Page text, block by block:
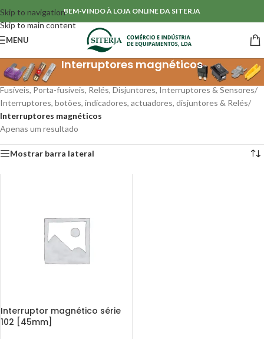
Skip to navigation
Skip to main content
BEM-VINDO À LOJA ONLINE DA SITERJA
MENU
Interruptores magnéticos
Início/
Fusíveis, Porta-fusíveis, Relés, Disjuntores, Interruptores & Sensores/
Interruptores, botões, indicadores, actuadores, disjuntores & Relés/
Interruptores magnéticos
Apenas um resultado
Mostrar barra lateral
Interruptor magnético série
102 [45mm]